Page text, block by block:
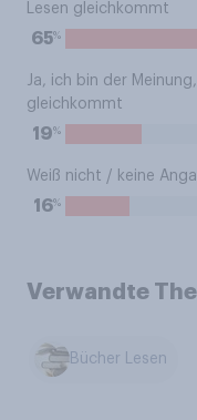
Lesen gleichkommt
65%
Ja, ich bin der
gleichkommt
19%
Weiß nicht / keine
16%
Verwandte
Bücher Lesen